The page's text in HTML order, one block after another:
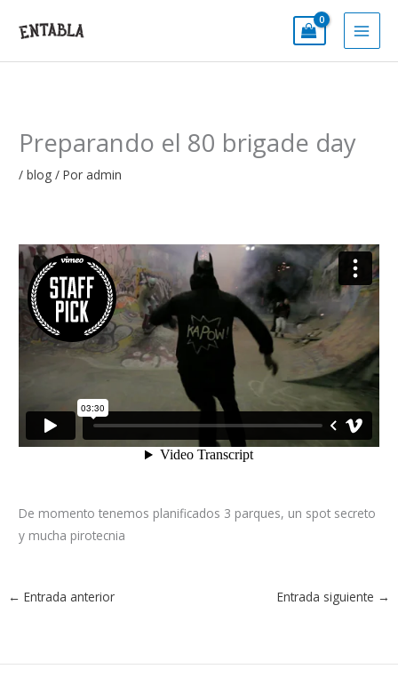
Preparando el 80 brigade day
/blog / Por admin
De momento tenemos planificados 3 parques, un spot secreto
y mucha pirotecnia
← Entrada anterior Entrada siguiente →